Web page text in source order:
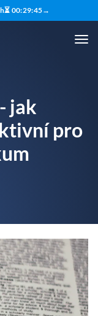
⏳ 00:29:43→
jak
pro